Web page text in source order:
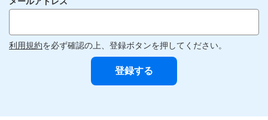
利用規約を必ず確認の上、登録ボタンを押してください。